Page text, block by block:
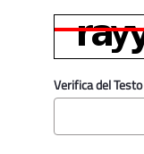
Verifica del Testo